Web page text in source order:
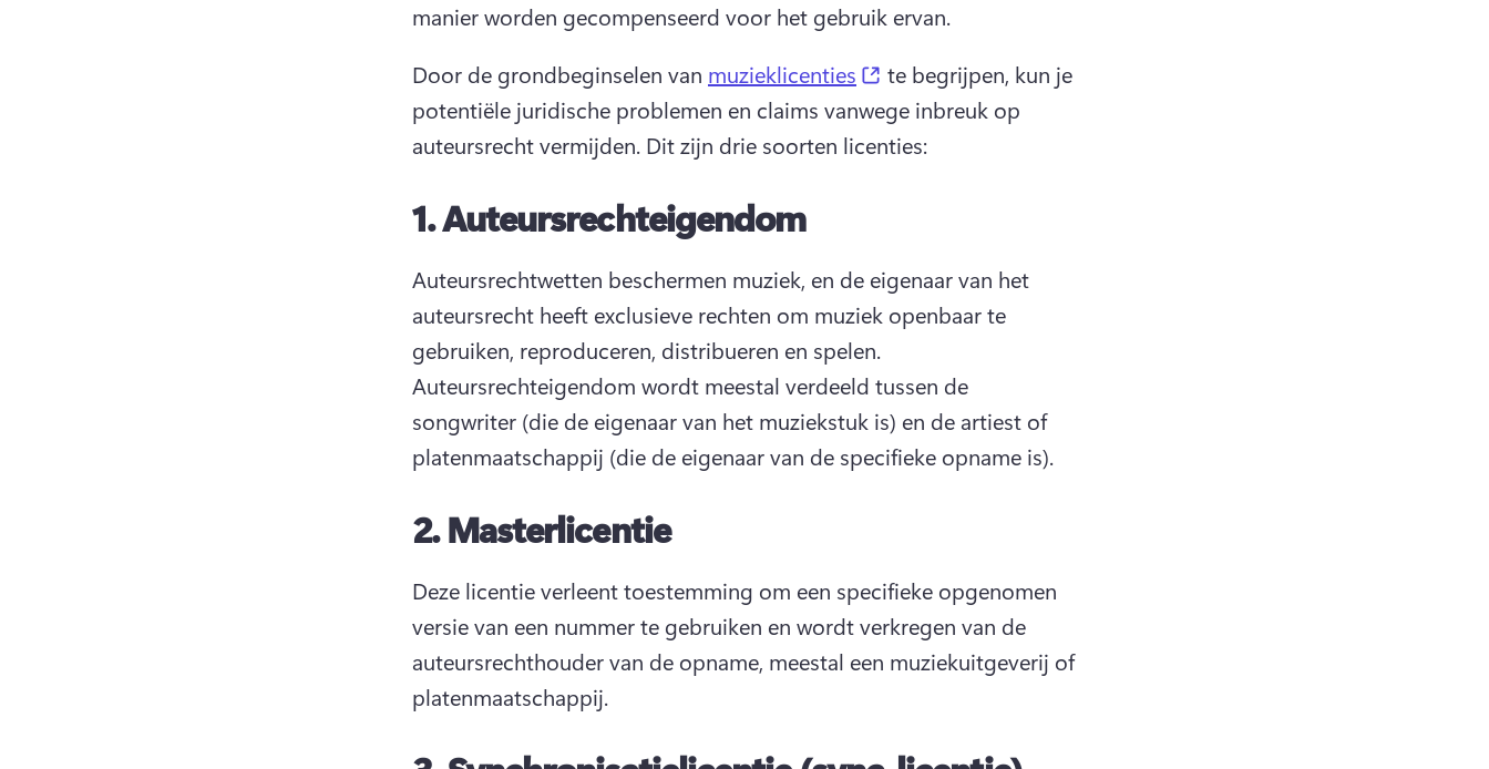
manier worden gecompenseerd voor het gebruik ervan.
Door de grondbeginselen van muzieklicenties (opens in a new tab)
te begrijpen, kun je
potentiële juridische problemen en claims vanwege inbreuk op
auteursrecht vermijden. Dit zijn drie soorten licenties:
1.Auteursrechteigendom
Auteursrechtwetten beschermen muziek, en de eigenaar van het
auteursrecht heeft exclusieve rechten om muziek openbaar te
Auteursrechteigendom wordt meestal verdeeld tussen de
songwriter (die de eigenaar van het muziekstuk is) en de artiest of
platenmaatschappij (die de eigenaar van de specifieke opname is).
2.Masterlicentie
Deze licentie verleent toestemming om een specifieke opgenomen
versie van een nummer te gebruiken en wordt verkregen van de
auteursrechthouder van de opname, meestal een muziekuitgeverij of
platenmaatschappij.